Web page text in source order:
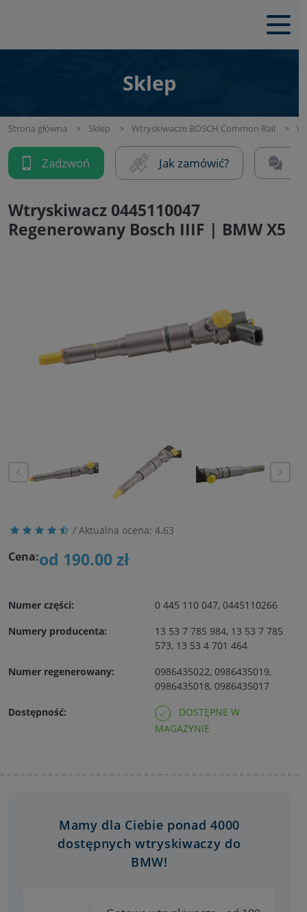
Sklep
Strona główna Sklep Wtryskiwacze BOSCH Common Rail
Zadzwoń Jak zamówić?
Wtryskiwacz 0445110047
Regenerowany Bosch IIIF | BMW X5
/ Aktualna ocena: 4.63
Cena:od 190.00 zł
Numer części:
0 445 110 047, 0445110266
Numery producenta:
13 53 7 785 984, 13 53 7 785
573, 13 53 4 701 464
Numer regenerowany:
0986435022, 0986435019,
0986435018, 0986435017
Dostępność:
DOSTĘPNE W
MAGAZYNIE
Mamy dla Ciebie ponad 4000
dostępnych wtryskiwaczy do
BMW!